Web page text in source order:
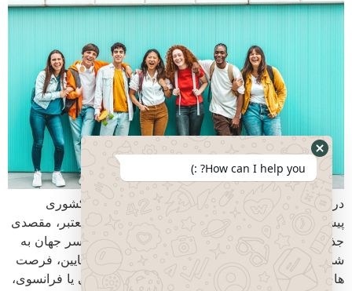
دروازه ای به سوی آینده ای روشن کانادا به عنوان کشوری
پیشرفته با نظام آموزشی باکیفیت و دانشگاه های معتبر، مقصدی
جذاب برای دانش آموزان و خانواده های آنها در سراسر جهان به
شمار می رود. مهاجرت تحصیلی به کانادا در سنین پایین، فرصت
های منحصر به فردی را برای یادگیری زبان انگلیسی یا فرانسوی،
How can I help you? :)